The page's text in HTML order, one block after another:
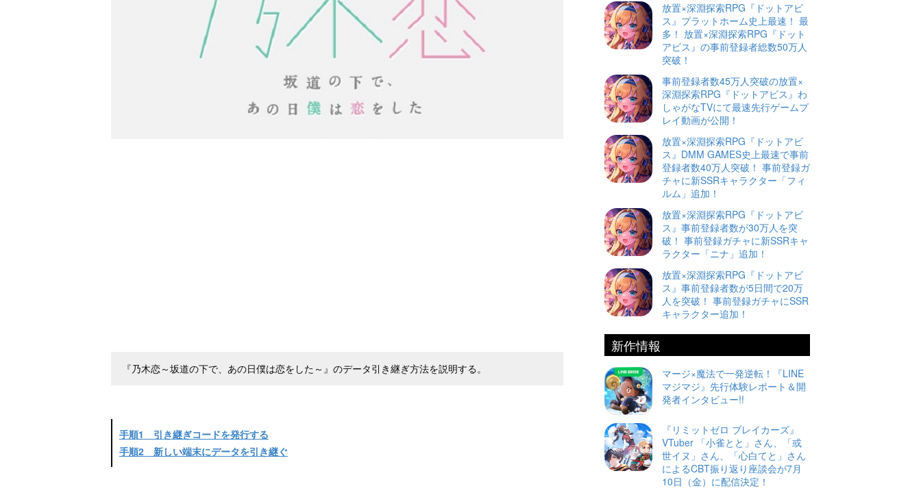
『乃木恋～坂道の下で、あの日僕は恋をした～』のデータ引き継ぎ方法を説明する。
手順1 引き継ぎコードを発行する
手順2 新しい端末にデータを引き継ぐ
放置×深淵探索RPG『ドットアビ
ス』プラットホーム史上最速！ 最
多！ 放置×深淵探索RPG『ドット
アビス』の事前登録者総数50万人
突破！
事前登録者数45万人突破の放置×
深淵探索RPG『ドットアビス』わ
しゃがなTVにて最速先行ゲームプ
レイ動画が公開！
放置×深淵探索RPG『ドットアビ
ス』DMM GAMES史上最速で事前
登録者数40万人突破！ 事前登録ガ
チャに新SSRキャラクター「フィ
ルム」追加！
放置×深淵探索RPG『ドットアビ
ス』事前登録者数が30万人を突
破！ 事前登録ガチャに新SSRキャ
ラクター「ニナ」追加！
放置×深淵探索RPG『ドットアビ
ス』事前登録者数が5日間で20万
人を突破！ 事前登録ガチャにSSR
キャラクター追加！
新作情報
マージ×魔法で一発逆転！『LINE
マジマジ』先行体験レポート＆開
発者インタビュー!!
『リミットゼロ ブレイカーズ』
VTuber 「小雀とと」さん、「或
世イヌ」さん、「心白てと」さん
によるCBT振り返り座談会が7月
10日（金）に配信決定！